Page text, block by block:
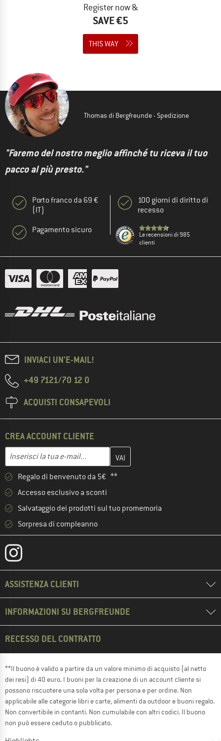
Register now &
SAVE €5
THIS WAY
Thomas di Bergfreunde - Spedizione
"Faremo del nostro meglio affinché tu riceva il tuo
pacco al più presto."
Porto franco da 69 €
(IT)
Pagamento sicuro
100 giorni di diritto di
recesso
Le recensioni di 985
clienti
INVIACI UN'E-MAIL!
+49 7121/70 12 0
ACQUISTI CONSAPEVOLI
CREA ACCOUNT CLIENTE
Indirizzo e-mail
Inserisci qui il tuo indirizzo e-mail e crea il tuo account cliente
Regalo di benvenuto da 5€ **
Accesso esclusivo a sconti
Salvataggio dei prodotti sul tuo promemoria
Sorpresa di compleanno
ASSISTENZA CLIENTI
INFORMAZIONI SU BERGFREUNDE
RECESSO DEL CONTRATTO
**Il buono è valido a partire da un valore minimo di acquisto (al netto
dei resi) di 40 euro. I buoni per la creazione di un account cliente si
possono riscuotere una sola volta per persona e per ordine. Non
applicabile alle categorie libri e carte, alimenti da outdoor e buoni regalo.
Non convertibile in contanti. Non cumulabile con altri codici. Il buono
non può essere ceduto o pubblicato.